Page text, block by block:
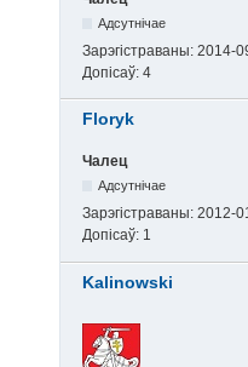
Адсутнічае
Зарэгістраваны: 2014-
Допісаў: 4
Floryk
Чалец
Адсутнічае
Зарэгістраваны: 2012-
Допісаў: 1
Kalinowski